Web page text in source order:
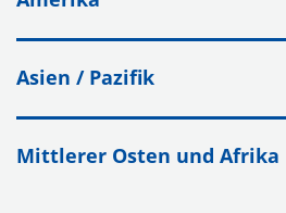
Asien / Pazifik
Mittlerer Osten und Afrika